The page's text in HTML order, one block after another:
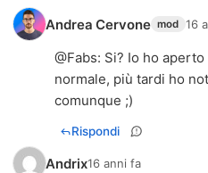
Andrea Cervone mod 16
@Fabs: Si? Io ho
normale, più tardi ho
comunque ;)
Rispondi
Andrix16 anni fa